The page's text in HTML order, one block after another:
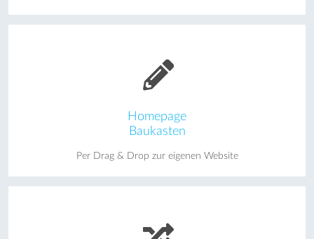
Homepage
Baukasten
Per Drag & Drop zur eigenen Website